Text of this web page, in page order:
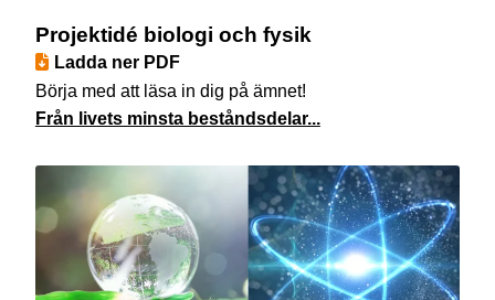
Projektidé biologi och fysik
Ladda ner PDF
Börja med att läsa in dig på ämnet!
Från livets minsta beståndsdelar...